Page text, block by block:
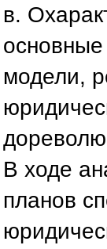
в.
модели,
В ходе
планов